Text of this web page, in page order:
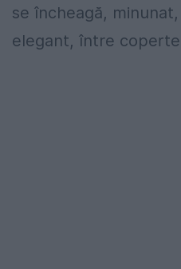
se încheagă,
elegant, între